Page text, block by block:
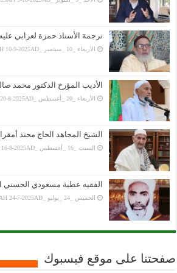
ترجمة الأستاذ حمزة لعرابي
الأربعاء _10 _سبتمبر _2025AH 10-9-2025AD
الأديب المؤرخ الدكتور محمد
الأربعاء _20 _أغسطس _2025AH 20-8-2025AD
الشيخ المجاهد الحاج محند
السبت _16 _أغسطس _2025AH 16-8-2025AD
الفقيه عطية مسعودي الحسني
الخميس _24 _يوليو _2025AH 24-7-2025AD
صفحتنا على موقع فيسبوك